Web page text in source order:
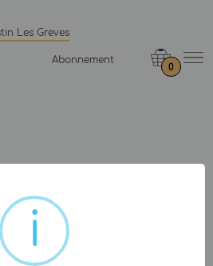
Les Greves
Abonnement
0